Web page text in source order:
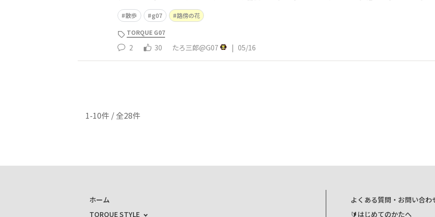
散歩 g07 路傍の花
TORQUE G07
2 30 たろ三郎@G07 | 05/16
1-10件 / 全28件
ホーム
TORQUE STYLE
よくある質問・お問い合わ
🔰はじめてのかたへ